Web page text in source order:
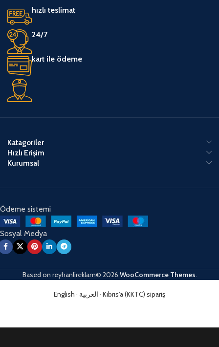
hızlı teslimat
24/7
kart ile ödeme
Katagoriler
Hızlı Erişim
Kurumsal
Ödeme sistemi
Sosyal Medya
Based on reyhanlireklam© 2026 WooCommerce Themes.
English · العربية · Kıbrıs'a (KKTC) sipariş